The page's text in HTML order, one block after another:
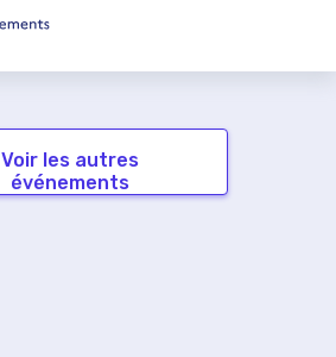
Voir les autres
événements